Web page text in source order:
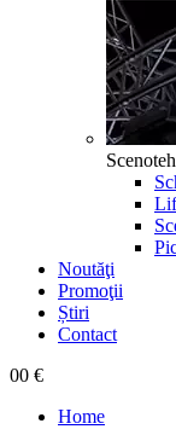
Noutăţi
Promoţii
Știri
Contact
00 €
Home